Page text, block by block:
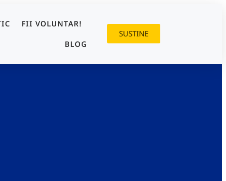
FII VOLUNTAR!
BLOG
SUSTINE